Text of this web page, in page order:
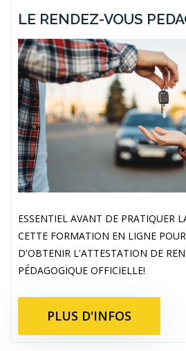
LE RENDEZ-VOUS
ESSENTIEL AVANT DE PRATIQUER
CETTE FORMATION EN LIGNE POUR
D'OBTENIR L'ATTESTATION DE
PÉDAGOGIQUE OFFICIELLE!
PLUS D'INFOS